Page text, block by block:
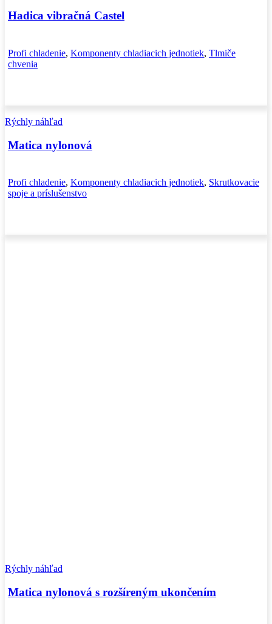
Hadica vibračná Castel
Profi chladenie, Komponenty chladiacich jednotiek, Tlmiče
chvenia
Rýchly náhľad
Matica nylonová
Profi chladenie, Komponenty chladiacich jednotiek, Skrutkovacie
spoje a príslušenstvo
Rýchly náhľad
Matica nylonová s rozšíreným ukončením